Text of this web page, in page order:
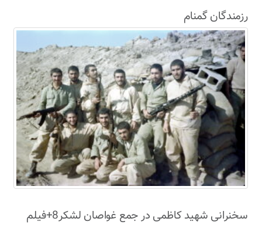
رزمندگان گمنام
سخنرانی شهید کاظمی در جمع غواصان لشکر8+فیلم